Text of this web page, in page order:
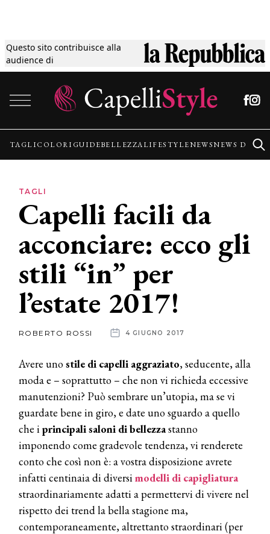
Questo sito contribuisce alla
audience di
Tagli
Colori
Guide
Lifestyle
News
News
TAGLICOLORI GUIDEBELLEZZALIFESTYLENEWSNEWS
TAGLI
Capelli facili da
acconciare: ecco gli
stili “in” per
l’estate 2017!
ROBERTO ROSSI 4 GIUGNO 2017
Avere unostile di capelli aggraziato, seducente, alla
moda e – soprattutto – che non vi richieda eccessive
manutenzioni? Può sembrare un’utopia, ma se vi
guardate bene in giro, e date uno sguardo a quello
che iprincipali saloni di bellezzastanno
imponendo come gradevole tendenza, vi renderete
conto che così non è: a vostra disposizione avrete
infatti centinaia di diversimodelli di capigliatura
straordinariamente adatti a permettervi di vivere nel
rispetto dei trend la bella stagione ma,
contemporaneamente, altrettanto straordinari (per